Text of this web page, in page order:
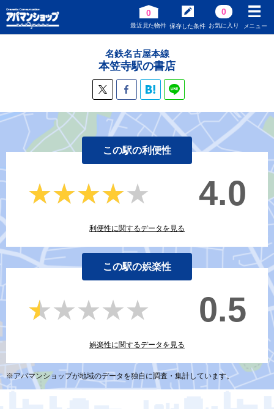
0
最近見た物件 保存した条件
0
お気に入り メニュー
名鉄名古屋本線
本笠寺駅の書店
この駅の利便性
★★★★★
★★★★★ 4.0
利便性に関するデータを見る
この駅の娯楽性
★★★★★
★★★★★ 0.5
娯楽性に関するデータを見る
※アパマンショップが地域のデータを独自に調査・集計しています。